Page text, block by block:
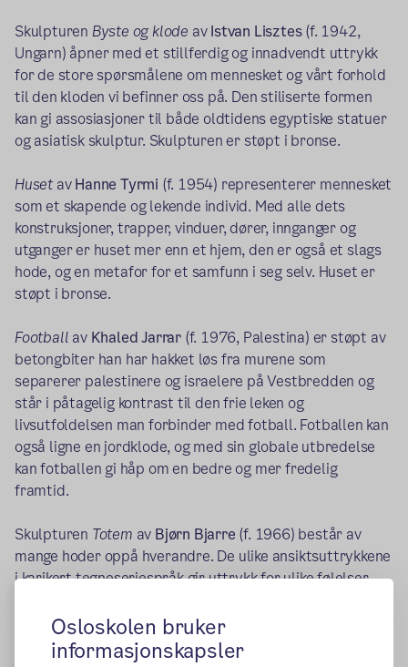
Osloskolen bruker
informasjonskapsler
Skulpturen Byste og klode avIstvan Lisztes(f. 1942,
Ungarn) åpner med et stillferdig og innadvendt uttrykk
for de store spørsmålene om mennesket og vårt forhold
til den kloden vi befinner oss på. Den stiliserte formen
kan gi assosiasjoner til både oldtidens egyptiske statuer
og asiatisk skulptur. Skulpturen er støpt i bronse.
HusetavHanne Tyrmi (f. 1954) representerer mennesket
som et skapende og lekende individ. Med alle dets
konstruksjoner, trapper, vinduer, dører, innganger og
utganger er huset mer enn et hjem, den er også et slags
hode, og en metafor for et samfunn i seg selv. Huset er
støpt i bronse.
Football avKhaled Jarrar (f. 1976, Palestina) er støpt av
betongbiter han har hakket løs fra murene som
separerer palestinere og israelere på Vestbredden og
står i påtagelig kontrast til den frie leken og
livsutfoldelsen man forbinder med fotball. Fotballen kan
også ligne en jordklode, og med sin globale utbredelse
kan fotballen gi håp om en bedre og mer fredelig
framtid.
Skulpturen Totem av Bjørn Bjarre (f. 1966) består av
mange hoder oppå hverandre. De ulike ansiktsuttrykkene
i karikert tegneseriespråk gir uttrykk for ulike følelser
støpt i bronse.